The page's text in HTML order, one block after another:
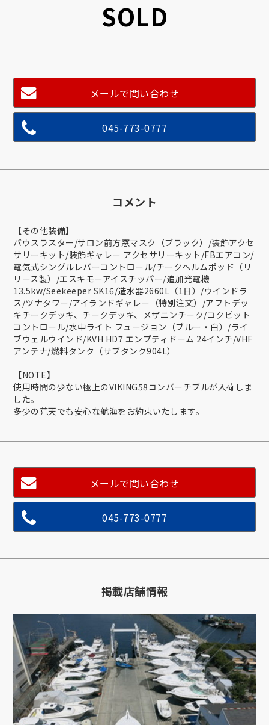
SOLD
メールで問い合わせ
045-773-0777
コメント
【その他装備】
バウスラスター/サロン前方窓マスク（ブラック）/装飾アクセ
サリーキット/装飾ギャレー アクセサリーキット/FBエアコン/
電気式シングルレバーコントロール/チークヘルムポッド（リ
リース製）/エスキモーアイスチッパー/追加発電機
13.5kw/Seekeeper SK16/造水器2660L（1日）/ウインドラ
ス/ツナタワー/アイランドギャレー（特別注文）/アフトデッ
キチークデッキ、チークデッキ、メザニンチーク/コクピット
コントロール/水中ライト フュージョン（ブルー・白）/ライ
ブウェルウインド/KVH HD7 エンプティドーム 24インチ/VHF
アンテナ/燃料タンク（サブタンク904L）
【NOTE】
使用時間の少ない極上のVIKING58コンバーチブルが入荷しま
した。
多少の荒天でも安心な航海をお約束いたします。
メールで問い合わせ
045-773-0777
掲載店舗情報